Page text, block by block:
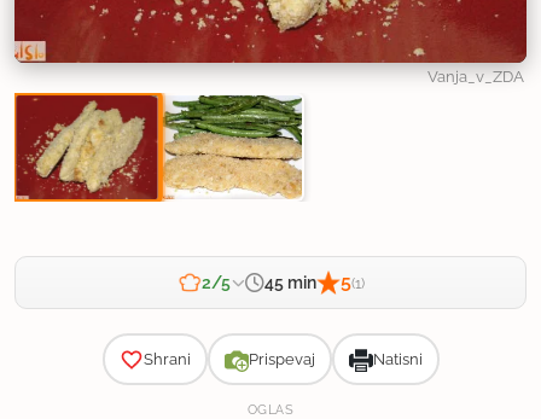
Vanja_v_ZDA
2/5 45 min 5(1)
Shrani Prispevaj Natisni
OGLAS